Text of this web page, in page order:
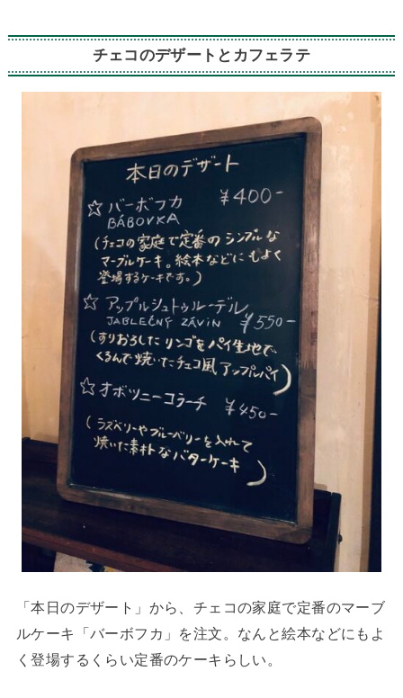
チェコのデザートとカフェラテ
「本日のデザート」から、チェコの家庭で定番のマーブ
ルケーキ「バーボフカ」を注文。なんと絵本などにもよ
く登場するくらい定番のケーキらしい。